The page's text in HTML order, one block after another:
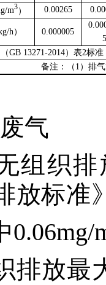
m3） 0.00265
h ） 0.000005
5
GB 13271-2014）表2标准
备注：（ 1 ）排
气
组织
放标准
0.06mg/
排放最